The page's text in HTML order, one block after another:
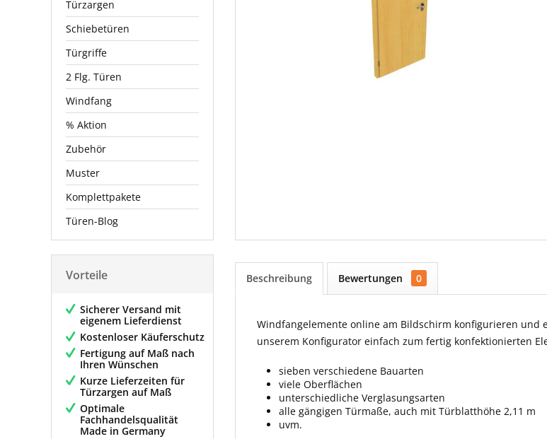
Türzargen
Schiebetüren
Türgriffe
2 Flg. Türen
Windfang
% Aktion
Zubehör
Muster
Komplettpakete
Türen-Blog
Vorteile
Sicherer Versand mit
eigenem Lieferdienst
Kostenloser Käuferschutz
Fertigung auf Maß nach
Ihren Wünschen
Kurze Lieferzeiten für
Türzargen auf Maß
Optimale
Fachhandelsqualität
Made in Germany
Beschreibung Bewertungen 0
Windfangelemente online am Bildschirm konfigurieren
unserem Konfigurator einfach zum fertig konfektionierten
sieben verschiedene Bauarten
viele Oberflächen
unterschiedliche Verglasungsarten
alle gängigen Türmaße, auch mit Türblatthöhe 2,11 m
uvm.